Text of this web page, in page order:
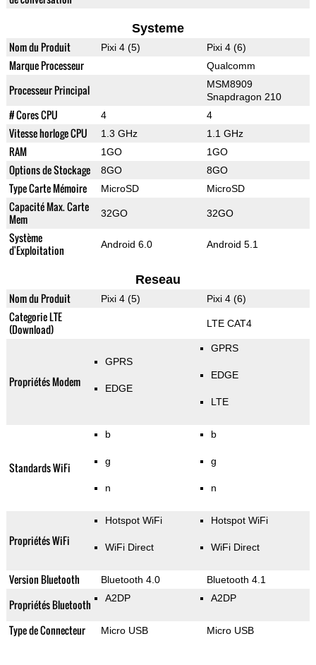
Systeme
Nom du Produit Pixi 4 (5) Pixi 4 (6)
Marque Processeur Qualcomm
Processeur Principal
MSM8909
Snapdragon 210
# Cores CPU 4 4
Vitesse horloge CPU 1.3 GHz 1.1 GHz
RAM 1GO 1GO
Options de Stockage 8GO 8GO
Type Carte Mémoire MicroSD MicroSD
Capacité Max. Carte
Mem
32GO 32GO
Système
d'Exploitation
Android 6.0 Android 5.1
Reseau
Nom du Produit Pixi 4 (5) Pixi 4 (6)
Categorie LTE
(Download)
LTE CAT4
Propriétés Modem
GPRS
EDGE
GPRS
EDGE
LTE
Standards WiFi
b
g
n
b
g
n
Propriétés WiFi
Hotspot WiFi
WiFi Direct
Hotspot WiFi
WiFi Direct
Version Bluetooth Bluetooth 4.0 Bluetooth 4.1
Propriétés Bluetooth A2DP A2DP
Type de Connecteur Micro USB Micro USB